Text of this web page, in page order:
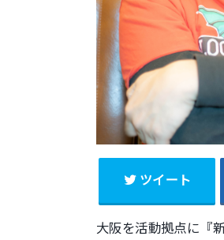
ツイート
大阪を活動拠点に『